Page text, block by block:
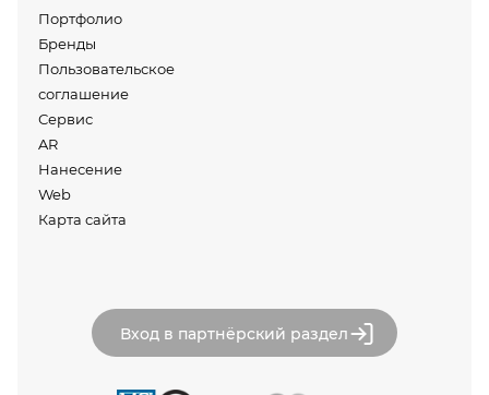
Портфолио
Бренды
Пользовательское
соглашение
Сервис
AR
Нанесение
Web
Карта сайта
Вход в партнёрский раздел